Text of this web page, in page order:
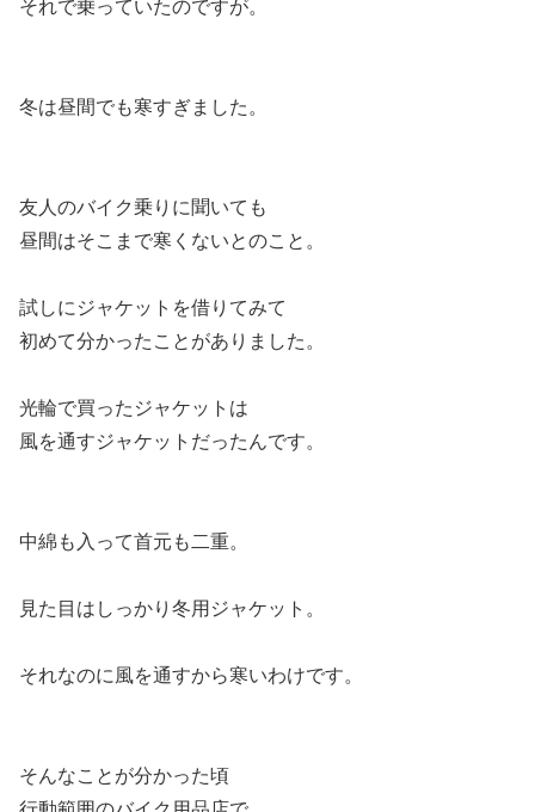
それで乗っていたのですが。
冬は昼間でも寒すぎました。
友人のバイク乗りに聞いても
昼間はそこまで寒くないとのこと。
試しにジャケットを借りてみて
初めて分かったことがありました。
光輪で買ったジャケットは
風を通すジャケットだったんです。
中綿も入って首元も二重。
見た目はしっかり冬用ジャケット。
それなのに風を通すから寒いわけです。
そんなことが分かった頃